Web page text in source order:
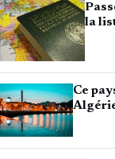
la
Ce